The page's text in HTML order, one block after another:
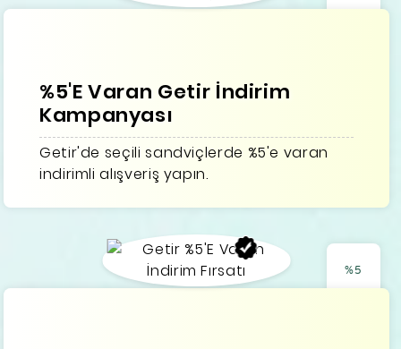
%5'E Varan Getir İndirim
Kampanyası
Getir'de seçili sandviçlerde %5'e varan
indirimli alışveriş yapın.
%5